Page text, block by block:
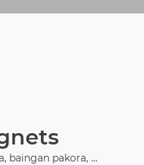
baingan pakora, ...